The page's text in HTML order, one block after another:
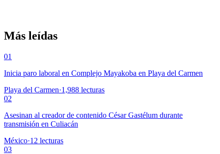
Más leídas
01
Inicia paro laboral en Complejo Mayakoba en Playa del Carmen
Playa del Carmen·1,988 lecturas
02
Asesinan al creador de contenido César Gastélum durante
transmisión en Culiacán
México·12 lecturas
03